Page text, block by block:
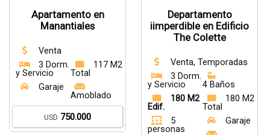
Apartamento en
Manantiales
Venta
3 Dorm.
y Servicio
117 M2
Total
Garaje
Amoblado
USD 750.000
Departamento
iimperdible en Edificio
The Colette
Venta, Temporadas
3 Dorm.
y Servicio
4 Baños
180 M2
Edif.
180 M2
Total
5
personas
Garaje